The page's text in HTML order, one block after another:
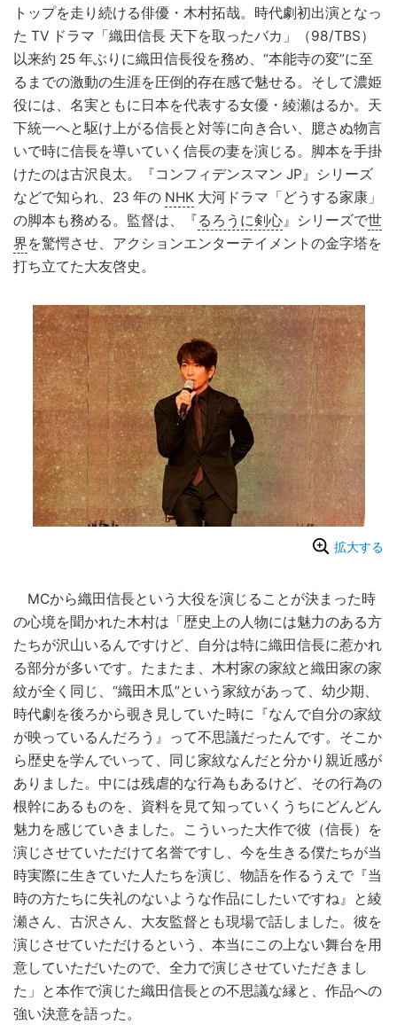
トップを走り続ける俳優・木村拓哉。時代劇初出演となっ
た TV ドラマ「織田信長 天下を取ったバカ」（98/TBS）
以来約 25 年ぶりに織田信長役を務め、“本能寺の変”に至
るまでの激動の生涯を圧倒的存在感で魅せる。そして濃姫
役には、名実ともに日本を代表する女優・綾瀬はるか。天
下統一へと駆け上がる信長と対等に向き合い、臆さぬ物言
いで時に信長を導いていく信長の妻を演じる。脚本を手掛
けたのは古沢良太。『コンフィデンスマン JP』シリーズ
などで知られ、23 年の NHK 大河ドラマ「どうする家康」
の脚本も務める。監督は、『るろうに剣心 』シリーズで世
界を驚愕させ、アクションエンターテイメントの金字塔を
打ち立てた大友啓史。
拡大する
MCから織田信長という大役を演じることが決まった時
の心境を聞かれた木村は「歴史上の人物には魅力のある方
たちが沢山いるんですけど、自分は特に織田信長に惹かれ
る部分が多いです。たまたま、木村家の家紋と織田家の家
紋が全く同じ、“織田木瓜”という家紋があって、幼少期、
時代劇を後ろから覗き見していた時に『なんで自分の家紋
が映っているんだろう』って不思議だったんです。そこか
ら歴史を学んでいって、同じ家紋なんだと分かり親近感が
ありました。中には残虐的な行為もあるけど、その行為の
根幹にあるものを、資料を見て知っていくうちにどんどん
魅力を感じていきました。こういった大作で彼（信長）を
演じさせていただけて名誉ですし、今を生きる僕たちが当
時実際に生きていた人たちを演じ、物語を作るうえで『当
時の方たちに失礼のないような作品にしたいですね』と綾
瀬さん、古沢さん、大友監督とも現場で話しました。彼を
演じさせていただけるという、本当にこの上ない舞台を用
意していただいたので、全力で演じさせていただきまし
た」と本作で演じた織田信長との不思議な縁と、作品への
強い決意を語った。